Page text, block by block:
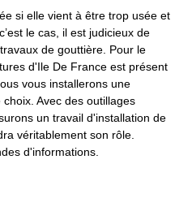
si elle vient à être trop usée et
le cas, il est judicieux de
de gouttière. Pour le
d'Ile De France est présent
vous installerons une
Avec des outillages
un travail d'installation de
véritablement son rôle.
d'informations.